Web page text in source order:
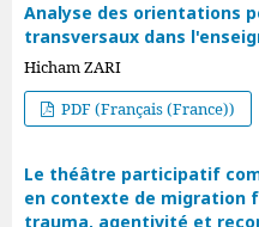
Analyse des orientations
transversaux dans
Hicham ZARI
PDF (Français (France))
Le théâtre participatif
en contexte de migration
trauma, agentivité et